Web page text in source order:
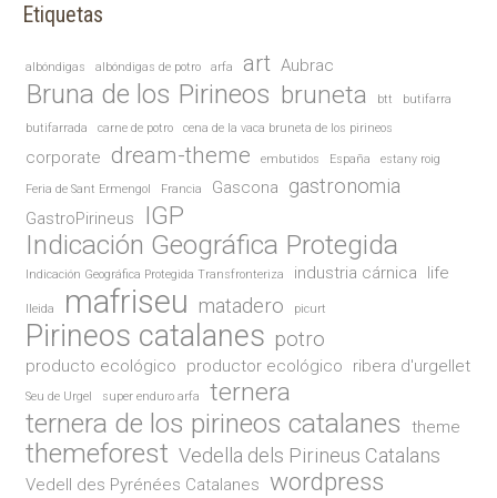
Etiquetas
albóndigas albóndigas de potro arfa art Aubrac
Bruna de los Pirineos bruneta btt
butifarra
butifarrada
carne de potro cena de la vaca bruneta de los pirineos
corporate dream-theme embutidos España estany roig
Feria de Sant Ermengol Francia Gascona gastronomia
GastroPirineus IGP
Indicación Geográfica Protegida
Indicación Geográfica Protegida Transfronteriza industria cárnica life
lleida mafriseu matadero picurt
Pirineos catalanes potro
producto ecológico productor ecológico ribera d'urgellet
Seu de Urgel super enduro arfa ternera
ternera de los pirineos catalanes theme
themeforest Vedella dels Pirineus Catalans
Vedell des Pyrénées Catalanes wordpress